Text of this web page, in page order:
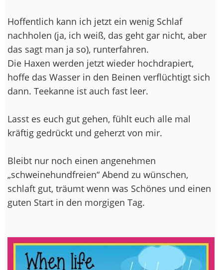
Hoffentlich kann ich jetzt ein wenig Schlaf
nachholen (ja, ich weiß, das geht gar nicht, aber
das sagt man ja so), runterfahren.
Die Haxen werden jetzt wieder hochdrapiert,
hoffe das Wasser in den Beinen verflüchtigt sich
dann. Teekanne ist auch fast leer.
Lasst es euch gut gehen, fühlt euch alle mal
kräftig gedrückt und geherzt von mir.
Bleibt nur noch einen angenehmen
„schweinehundfreien“ Abend zu wünschen,
schlaft gut, träumt wenn was Schönes und einen
guten Start in den morgigen Tag.